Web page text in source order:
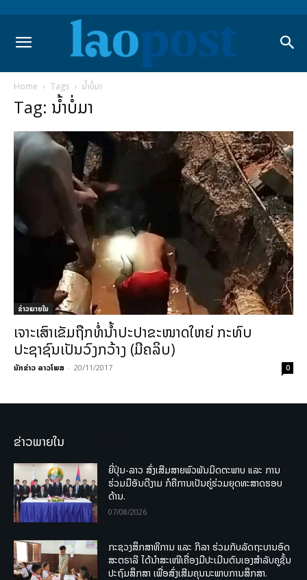
Home Tags ນໍ້າບໍ່ມາ
Tag: ນໍ້າບໍ່ມາ
ຂ່າວພາຍ​ໃນ
ເຈາະເສົາເຂັມຖືກທໍ່ນໍ້າປະປາຂະໜາດໃຫຍ່ ກະທົບ
ປະຊາຊົນເປັນວົງກວ້າງ (ມີຄລິບ)
ນັກຂ່າວ ລາວໂພສ - 20/11/2017 0
ຂ່າວພາຍໃນ
ຍີ່ປຸ່ນ-ລາວ ສົ່ງເສີມສາຍພົວພັນມິດຕະພາບ ແລະ ການ
ຮ່ວມມືອັນດີງາມ ກໍຄືການເປັນຄູ່ຮ່ວມຍຸດທະສາດຮອບ
ດ້ານ.
07/08/2026
ກະຊວງສຶກສາທິການ ແລະ ກິລາ ຮ່ວມກັບລັດຖະບານອົດ
ສະຕຣາລີ ໄດ້ນຳສະເໜີເຄື່ອງມືປະເມີນຕົນເອງສຳລັບຄູຊັ້ນ
ປະຖົມສຶກສາ ເພື່ອສົ່ງເສີມຄຸນນະພາບການສຶກສາ.